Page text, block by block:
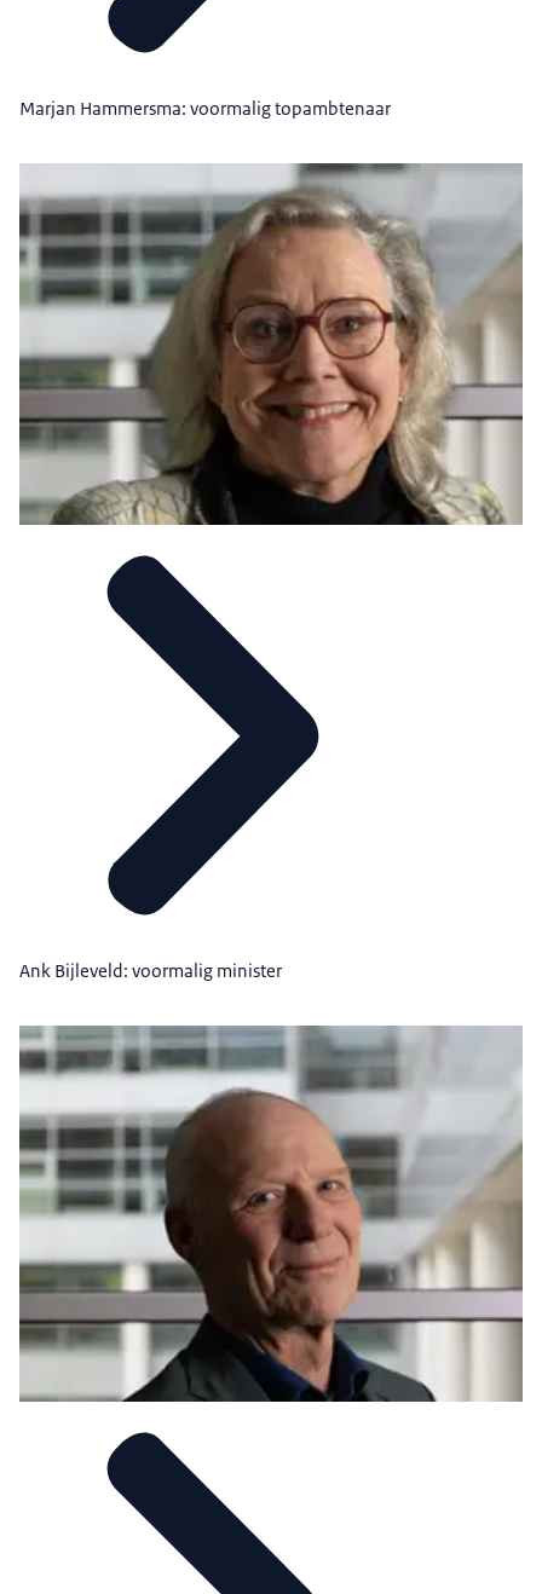
Marjan Hammersma: voormalig topambtenaar
Ank Bijleveld: voormalig minister